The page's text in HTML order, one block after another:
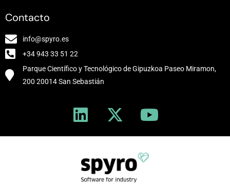
Contacto
info@spyro.es
+34 943 33 51 22
Parque Científico y Tecnológico de Gipuzkoa Paseo Miramon,
200 20014 San Sebastián